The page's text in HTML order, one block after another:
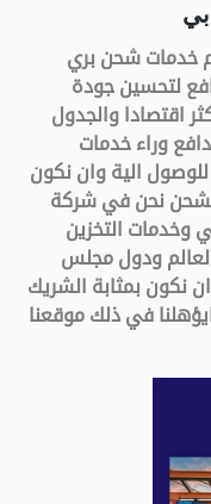
خدمات شحن بري
لتحسين جودة
اقتصادا والجدول
وراء خدمات
الية وان نكون
نحن في شركة
التخزين
ودول مجلس
نكون بمثابة الشريك
في ذلك موقعنا